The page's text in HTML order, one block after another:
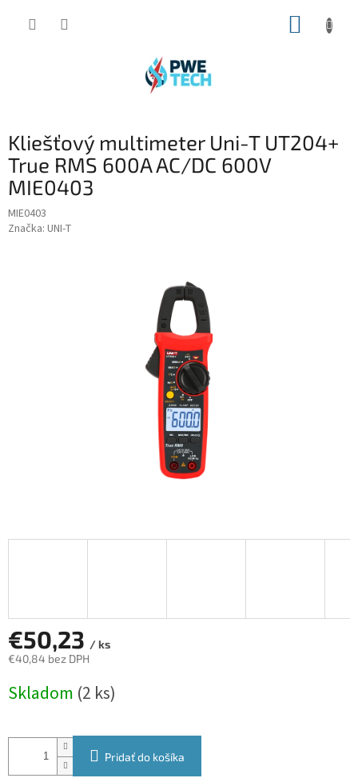
Kliešťový multimeter Uni-T UT204+
True RMS 600A AC/DC 600V
MIE0403
MIE0403
Značka: UNI-T
€50,23 / ks
€40,84 bez DPH
cena:
Skladom (2 ks)
Pridať do košíka